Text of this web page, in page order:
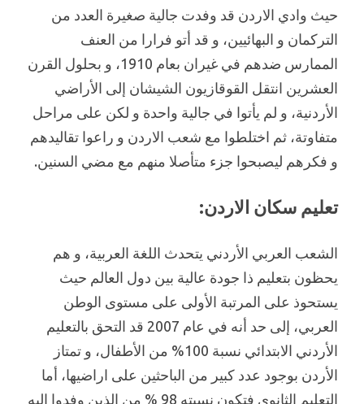
حيث وادي الاردن قد وفدت جالية صغيرة العدد من
التركمان و البهائيين، و قد أتو فرارا من العنف
الممارس ضدهم في غيران بعام 1910، و بحلول القرن
العشرين انتقل القوقازيون الشيشان إلى الأراضي
الأردنية، و لم يأتوا في جالية واحدة و لكن على مراحل
متفاوتة، ثم اختلطوا مع شعب الاردن و راعوا تقاليدهم
و فكرهم ليصبحوا جزء متأصلا منهم مع مضي السنين.
تعليم سكان الاردن:
الشعب العربي الأردني يتحدث اللغة العربية، و هم
يحظون بتعليم ذا جودة عالية بين دول العالم حيث
يستحوذ على المرتبة الأولى على مستوى الوطن
العربي، إلى حد أنه في عام 2007 قد التحق بالتعليم
الأردني الابتدائي نسبة 100% من الأطفال، و تمتاز
الأردن بوجود عدد كبير من الباحثين على اراضيها، أما
التعليم الثانوي فتكون نسبته 98 % من الذين وفدوا إليه